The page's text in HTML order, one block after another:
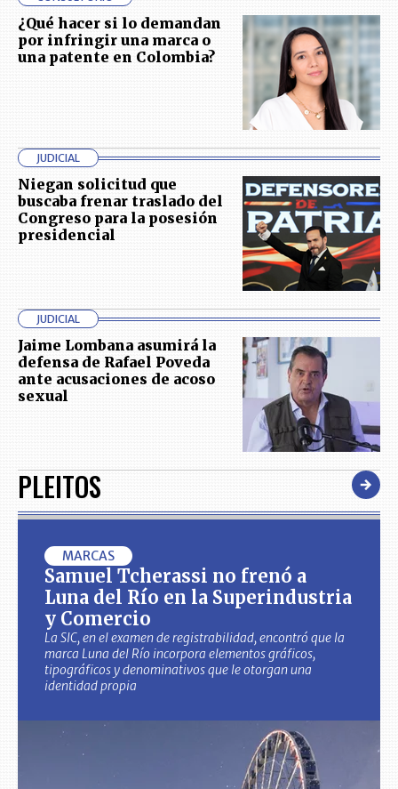
¿Qué hacer si lo demandan
por infringir una marca o
una patente en Colombia?
JUDICIAL
Niegan solicitud que
buscaba frenar traslado del
Congreso para la posesión
presidencial
JUDICIAL
Jaime Lombana asumirá la
defensa de Rafael Poveda
ante acusaciones de acoso
sexual
PLEITOS
MARCAS
Samuel Tcherassi no frenó a
Luna del Río en la Superindustria
y Comercio
La SIC, en el examen de registrabilidad, encontró que la
marca Luna del Río incorpora elementos gráficos,
tipográficos y denominativos que le otorgan una
identidad propia